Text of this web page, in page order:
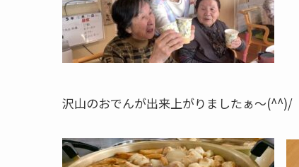
沢山のおでんが出来上がりましたぁ～(^^)/